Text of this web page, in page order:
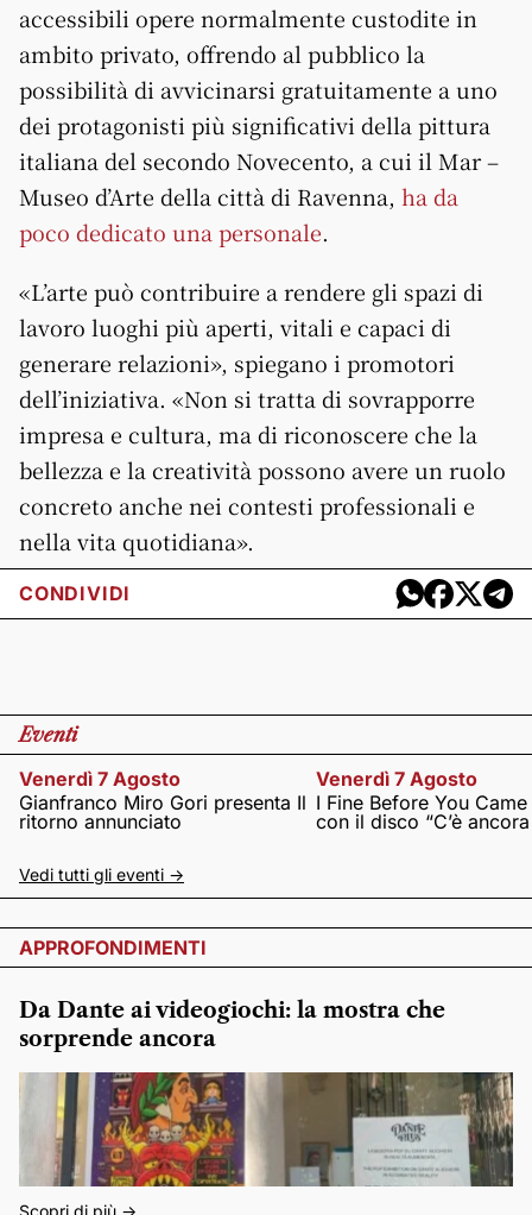
accessibili opere normalmente custodite in
ambito privato, offrendo al pubblico la
possibilità di avvicinarsi gratuitamente a uno
dei protagonisti più significativi della pittura
italiana del secondo Novecento, a cui il Mar –
Museo d’Arte della città di Ravenna, ha da
poco dedicato una personale.
«L’arte può contribuire a rendere gli spazi di
lavoro luoghi più aperti, vitali e capaci di
generare relazioni», spiegano i promotori
dell’iniziativa. «Non si tratta di sovrapporre
impresa e cultura, ma di riconoscere che la
bellezza e la creatività possono avere un ruolo
concreto anche nei contesti professionali e
nella vita quotidiana».
CONDIVIDI
Eventi
Venerdì 7 Agosto
Gianfranco Miro Gori presenta Il
ritorno annunciato
Venerdì 7 Agosto
I Fine Before You
con il disco “C’è
Vedi tutti gli eventi ->
APPROFONDIMENTI
Da Dante ai videogiochi: la mostra che
sorprende ancora
Scopri di più ->